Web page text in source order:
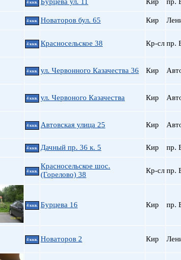
4 ккв.
4 ккв. Новаторов бул. 65 Кир
4 ккв. Красносельское 38 Кр-сл пр.
4 ккв. ул. Червонного Казачества 36 Кир
4 ккв. ул. Червоного Казачества Кир
4 ккв. Автовская улица 25 Кир
4 ккв. Дачный пр. 36 к. 5 Кир пр.
4 ккв.
Красносельское шос.
(Горелово) 38
Кр-сл пр.
4 ккв. Бурцева 16 Кир пр.
4 ккв. Новаторов 2 Кир